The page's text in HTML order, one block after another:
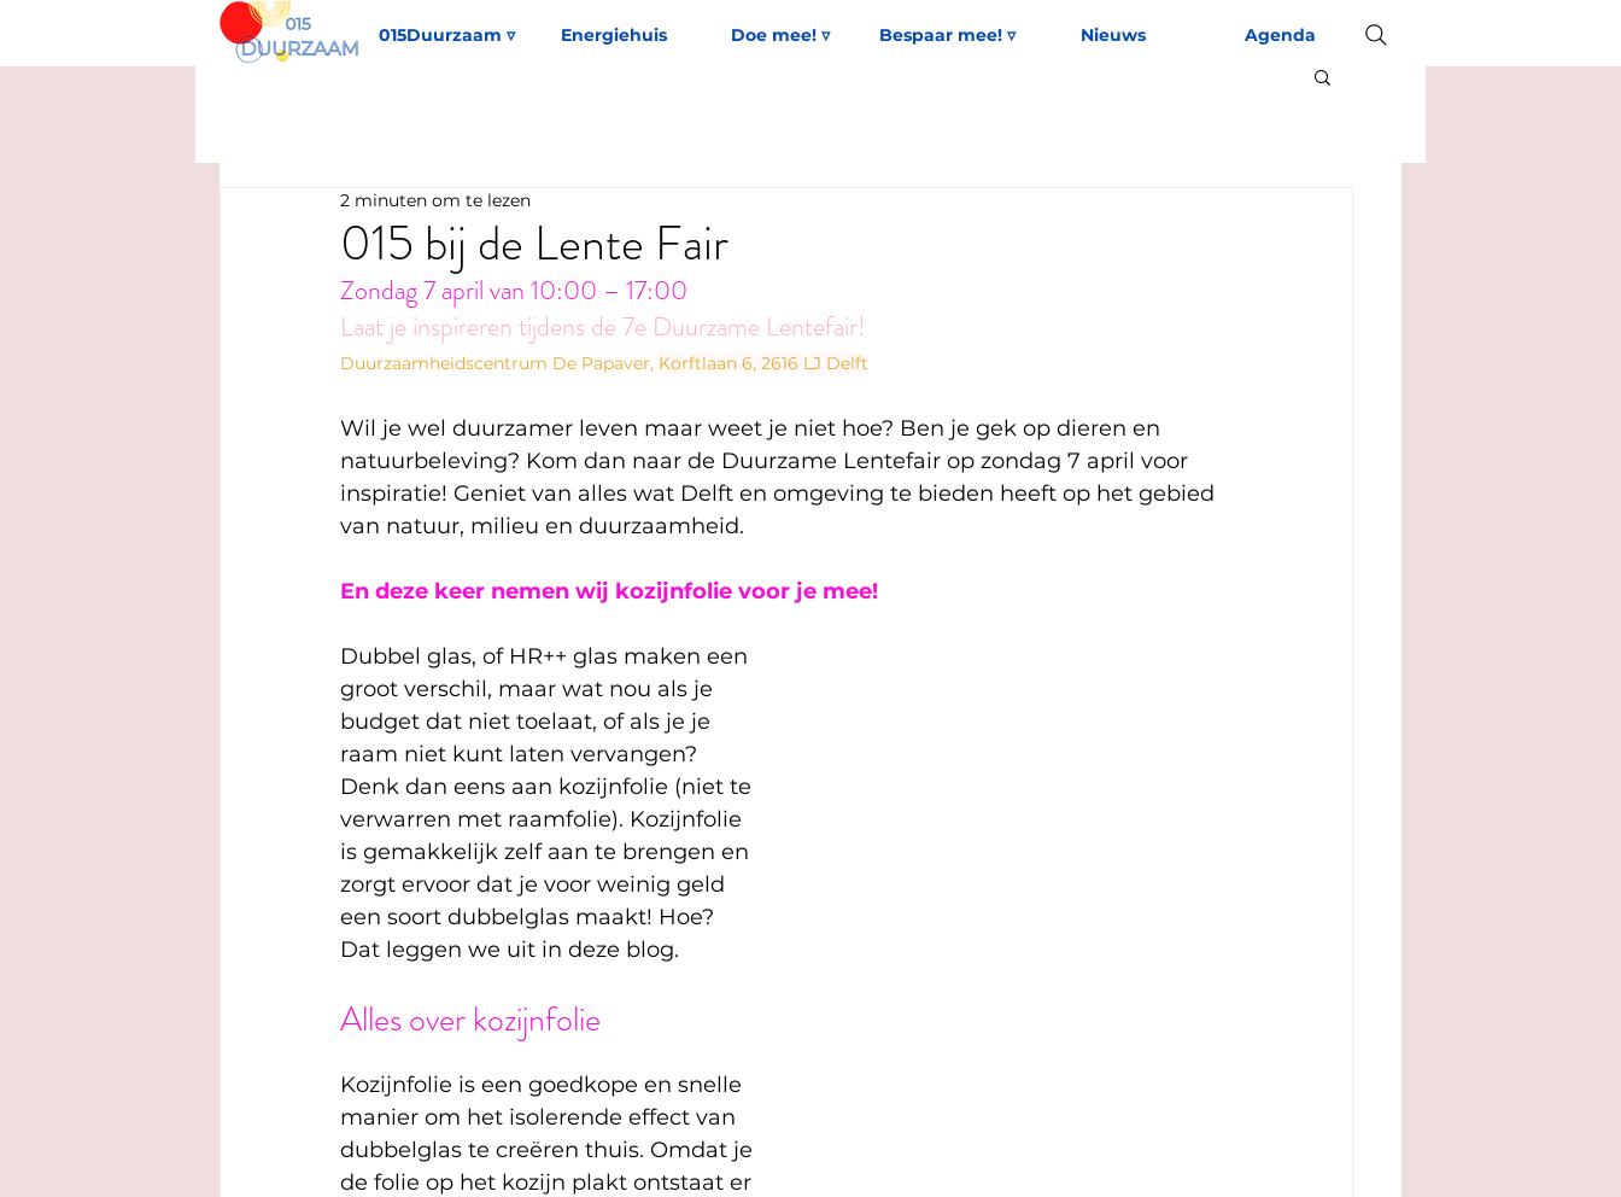
015Duurzaam ▿ Energiehuis Doe mee! ▿ Bespaar mee! ▿ Nieuws Agenda
015 bij de Lente Fair
2 minuten om te lezen
Zondag 7 april van 10:00 – 17:00
Laat je inspireren tijdens de 7e Duurzame Lentefair!
Duurzaamheidscentrum De Papaver, Korftlaan 6, 2616 LJ Delft
Wil je wel duurzamer leven maar weet je niet hoe? Ben je gek op dieren en
natuurbeleving? Kom dan naar de Duurzame Lentefair op zondag 7 april voor
inspiratie! Geniet van alles wat Delft en omgeving te bieden heeft op het gebied
van natuur, milieu en duurzaamheid.
En deze keer nemen wij kozijnfolie voor je mee!
Dubbel glas, of HR++ glas maken een
groot verschil, maar wat nou als je
budget dat niet toelaat, of als je je
raam niet kunt laten vervangen?
Denk dan eens aan kozijnfolie (niet te
verwarren met raamfolie). Kozijnfolie
is gemakkelijk zelf aan te brengen en
zorgt ervoor dat je voor weinig geld
een soort dubbelglas maakt! Hoe?
Dat leggen we uit in deze blog.
Alles over kozijnfolie
Kozijnfolie is een goedkope en snelle
manier om het isolerende effect van
dubbelglas te creëren thuis. Omdat je
de folie op het kozijn plakt ontstaat er